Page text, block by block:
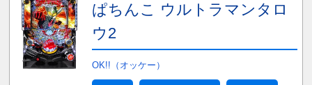
ぱちんこ ウルトラマンタロ
ウ2
OK!!（オッケー）